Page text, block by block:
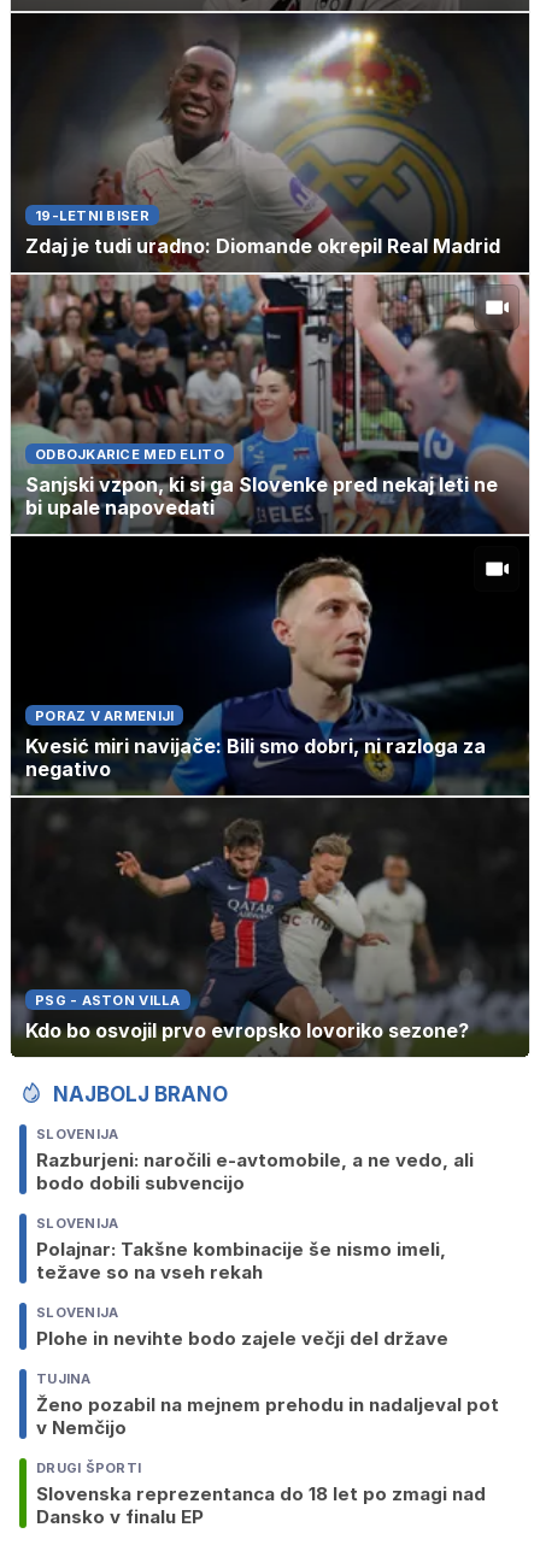
19-LETNI BISER
Zdaj je tudi uradno: Diomande okrepil Real Madrid
ODBOJKARICE MED ELITO
Sanjski vzpon, ki si ga Slovenke pred nekaj leti ne
bi upale napovedati
PORAZ V ARMENIJI
Kvesić miri navijače: Bili smo dobri, ni razloga za
negativo
PSG - ASTON VILLA
Kdo bo osvojil prvo evropsko lovoriko sezone?
NAJBOLJ BRANO
SLOVENIJA
Razburjeni: naročili e-avtomobile, a ne vedo, ali
bodo dobili subvencijo
SLOVENIJA
Polajnar: Takšne kombinacije še nismo imeli,
težave so na vseh rekah
SLOVENIJA
Plohe in nevihte bodo zajele večji del države
TUJINA
Ženo pozabil na mejnem prehodu in nadaljeval pot
v Nemčijo
DRUGI ŠPORTI
Slovenska reprezentanca do 18 let po zmagi nad
Dansko v finalu EP